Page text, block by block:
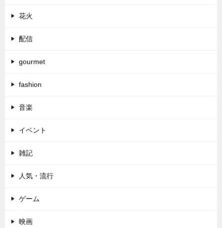
花火
配信
gourmet
fashion
音楽
イベント
雑記
人気・流行
ゲーム
映画